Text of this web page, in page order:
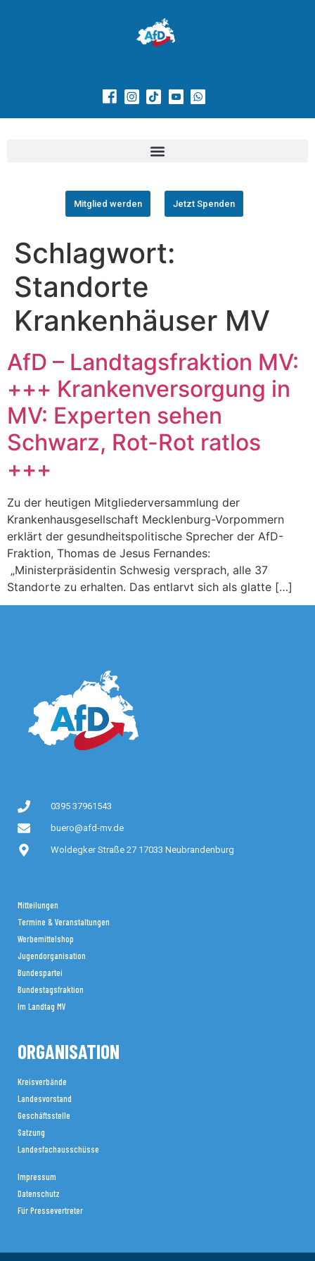
Mitglied werden Jetzt Spenden
Schlagwort:
Standorte
Krankenhäuser MV
AfD – Landtagsfraktion MV:
+++ Krankenversorgung in
MV: Experten sehen
Schwarz, Rot-Rot ratlos
+++
Zu der heutigen Mitgliederversammlung der
Krankenhausgesellschaft Mecklenburg-Vorpommern
erklärt der gesundheitspolitische Sprecher der AfD-
Fraktion, Thomas de Jesus Fernandes:
„Ministerpräsidentin Schwesig versprach, alle 37
Standorte zu erhalten. Das entlarvt sich als glatte […]
0395 37961543
buero@afd-mv.de
Woldegker Straße 27 17033 Neubrandenburg
Mitteilungen
Termine & Veranstaltungen
Werbemittelshop
Jugendorganisation
Bundespartei
Bundestagsfraktion
Im Landtag MV
ORGANISATION
Kreisverbände
Landesvorstand
Geschäftsstelle
Satzung
Landesfachausschüsse
Impressum
Datenschutz
Für Pressevertreter